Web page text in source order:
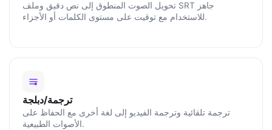
تحويل الصوت المنطوق إلى نص دقيق وملف SRT جاهز
للاستخدام مع توقيت على مستوى الكلمات أو الأجزاء.
ترجمة/دبلجة
ترجمة تلقائية وترجمة الفيديو إلى لغة أخرى مع الحفاظ على
الأصوات الطبيعية.